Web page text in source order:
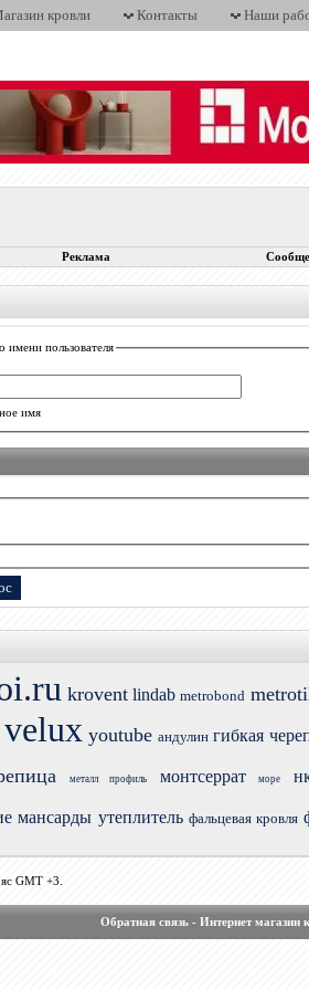
кровли Контакты Наши
Реклама
имени пользователя
имя
krovent lindab metrobond
velux youtube андулин гибкая
металл профиль монтсеррат море
мансарды утеплитель фальцевая кровля
GMT +3.
Обратная связь- Интернет магазин